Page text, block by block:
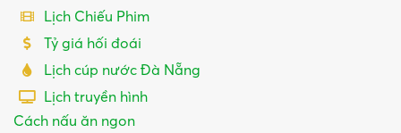
Lịch Chiếu Phim
Tỷ giá hối đoái
Lịch cúp nước Đà Nẵng
Lịch truyền hình
Cách nấu ăn ngon